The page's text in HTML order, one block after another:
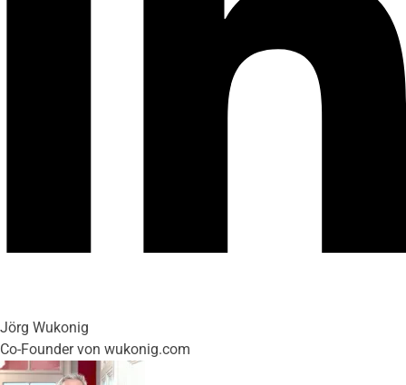
Jörg Wukonig
Co-Founder von wukonig.com